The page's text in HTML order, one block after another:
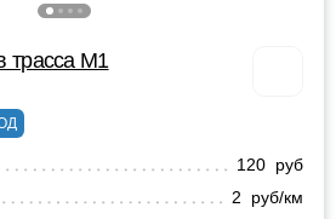
трасса М1
120 руб
2 руб/км